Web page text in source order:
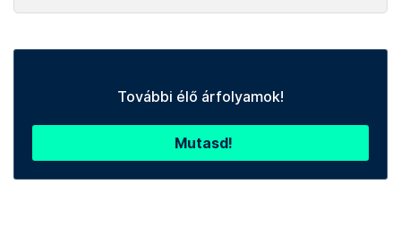
További élő árfolyamok!
Mutasd!